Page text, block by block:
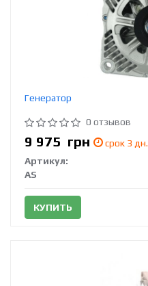
Генератор
0 отзывов
9 975 грн
срок 3 дн.
Артикул:
AS
КУПИТЬ